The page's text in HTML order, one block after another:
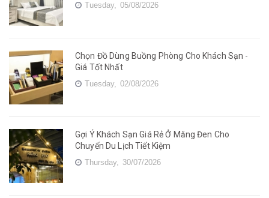
Tuesday, 05/08/2026
Chọn Đồ Dùng Buồng Phòng Cho Khách Sạn -
Giá Tốt Nhất
Tuesday, 02/08/2026
Gợi Ý Khách Sạn Giá Rẻ Ở Măng Đen Cho
Chuyến Du Lịch Tiết Kiệm
Thursday, 30/07/2026